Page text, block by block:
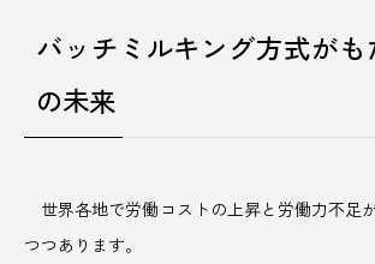
バッチミルキング方式がも
の未来
世界各地で労働コストの上昇と労働力不足
つつあります。